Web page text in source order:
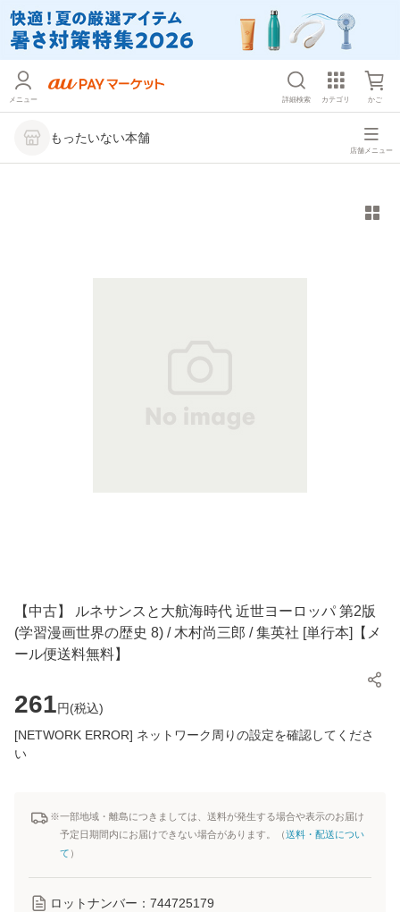
メニュー 詳細検索 カテゴリ かご
もったいない本舗
店舗メニュー
【中古】 ルネサンスと大航海時代 近世ヨーロッパ 第2版
(学習漫画世界の歴史 8) / 木村尚三郎 / 集英社 [単行本]【メ
ール便送料無料】
261円(税込)
[NETWORK ERROR] ネットワーク周りの設定を確認してくださ
い
※一部地域・離島につきましては、送料が発生する場合や表示のお届け
予定日期間内にお届けできない場合があります。（送料・配送につい
て ）
ロットナンバー： 744725179